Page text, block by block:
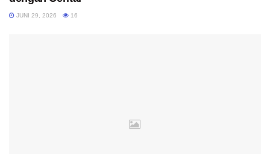
JUNI 29, 2026 16